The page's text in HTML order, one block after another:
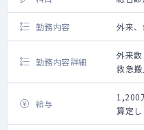
勤務内容 外来
勤務内容詳細
外来
救急
主治
外来
兼務
訪問
給与
1,200
算定